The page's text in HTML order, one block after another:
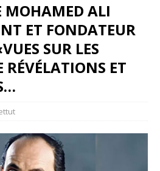
MOHAMED ALI
ET FONDATEUR
SUR LES
RÉVÉLATIONS ET